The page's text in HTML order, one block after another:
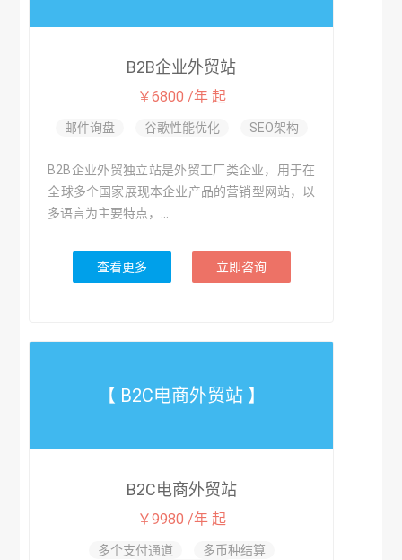
B2B企业外贸站
￥6800 /年 起
邮件询盘 谷歌性能优化 SEO架构
B2B企业外贸独立站是外贸工厂类企业，用于在
全球多个国家展现本企业产品的营销型网站，以
多语言为主要特点，...
查看更多 立即咨询
【 B2C电商外贸站 】
B2C电商外贸站
￥9980 /年 起
多个支付通道
多币种结算